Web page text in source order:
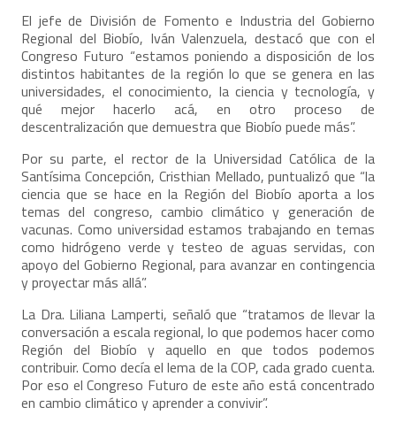
El jefe de División de Fomento e Industria del Gobierno
Regional del Biobío, Iván Valenzuela, destacó que con el
Congreso Futuro “estamos poniendo a disposición de los
distintos habitantes de la región lo que se genera en las
universidades, el conocimiento, la ciencia y tecnología, y
qué mejor hacerlo acá, en otro proceso de
descentralización que demuestra que Biobío puede más”.
Por su parte, el rector de la Universidad Católica de la
Santísima Concepción, Cristhian Mellado, puntualizó que “la
ciencia que se hace en la Región del Biobío aporta a los
temas del congreso, cambio climático y generación de
vacunas. Como universidad estamos trabajando en temas
como hidrógeno verde y testeo de aguas servidas, con
apoyo del Gobierno Regional, para avanzar en contingencia
y proyectar más allá”.
La Dra. Liliana Lamperti, señaló que “tratamos de llevar la
conversación a escala regional, lo que podemos hacer como
Región del Biobío y aquello en que todos podemos
contribuir. Como decía el lema de la COP, cada grado cuenta.
Por eso el Congreso Futuro de este año está concentrado
en cambio climático y aprender a convivir”.